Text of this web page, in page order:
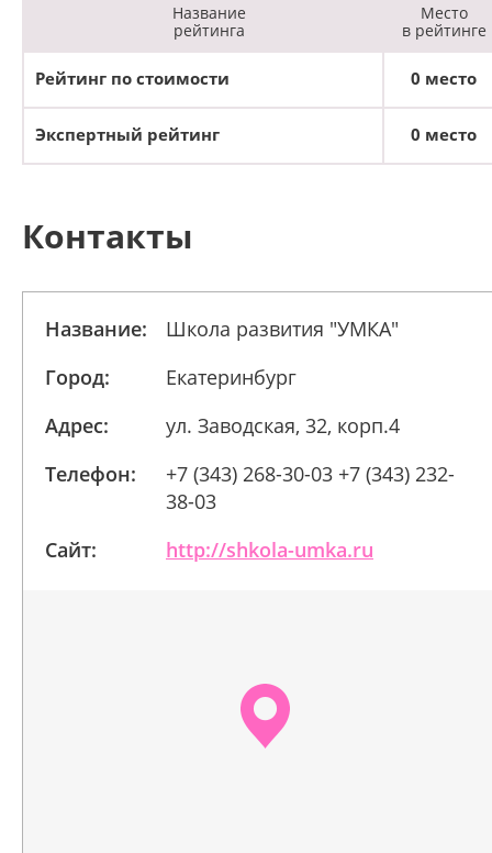
Название
рейтинга
Место
в рейтинге
Рейтинг по стоимости 0 место
Экспертный рейтинг 0 место
Контакты
Название:
Школа развития "УМКА"
Город:
Екатеринбург
Адрес:
ул. Заводская, 32, корп.4
Телефон:
+7 (343) 268-30-03 +7 (343) 232-
38-03
Сайт:
http://shkola-umka.ru